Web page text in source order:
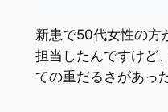
新患で50代女性の方
担当したんですけど
ての重だるさがあっ